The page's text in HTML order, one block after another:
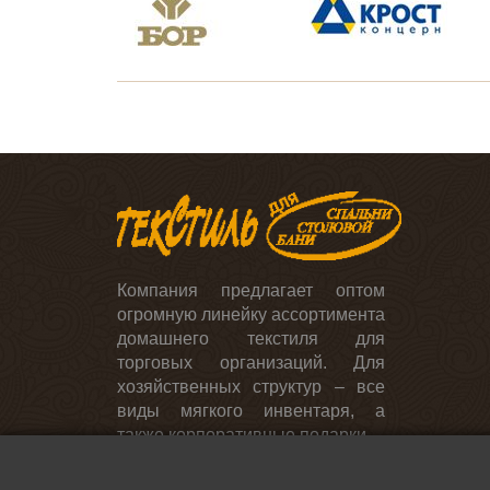
День энергетика
Постельное белье
Для ресторанов, кафе,
Компания предлагает оптом
огромную линейку ассортимента
домашнего текстиля для
торговых организаций. Для
хозяйственных структур – все
виды мягкого инвентаря, а
также корпоративные подарки.